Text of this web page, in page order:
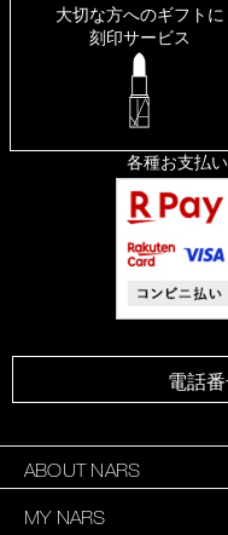
大切な方へのギフトに
刻印サービス
各種お支払
電話
ABOUT NARS
MY NARS